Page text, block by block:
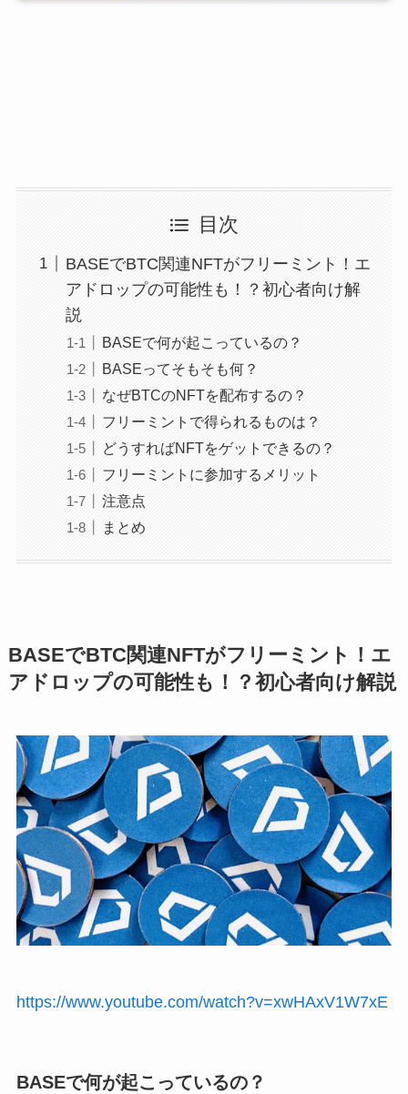
目次
BASEでBTC関連NFTがフリーミント！エ
アドロップの可能性も！？初心者向け解
説
BASEで何が起こっているの？
BASEってそもそも何？
なぜBTCのNFTを配布するの？
フリーミントで得られるものは？
どうすればNFTをゲットできるの？
フリーミントに参加するメリット
注意点
まとめ
BASEでBTC関連NFTがフリーミント！エ
アドロップの可能性も！？初心者向け解説
https://www.youtube.com/watch?v=xwHAxV1W7xE
BASEで何が起こっているの？